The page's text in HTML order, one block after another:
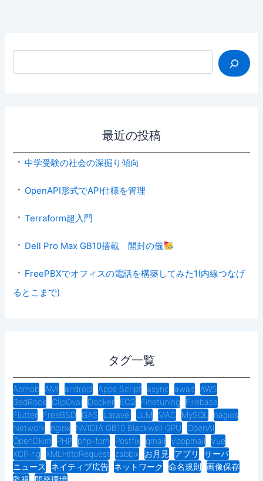
検索
最近の投稿
中学受験の社会の深掘り傾向
OpenAPI形式でAPI仕様を管理
Terraform超入門
Dell Pro Max GB10搭載 開封の儀
FreePBXでオフィスの電話を構築してみた1(内線つなげ
るとこまで)
タグ一覧
Admob AMI android Apps Script async await
AWS
BedRock
ClipOval Docker EC2 Finetuning
Firebase
Flutter
FreeBSD GAS Laravel LLM MAC MySQL
nagios
Network
nginx NVIDIA GB10 Blackwell GPU
OpenAI
OpenDkim
PHP php-fpm Postfix qmail Vpopmail
Vue
XCP-ng
XMLHttpRequest zabbix お月見 アプリ
サーバ
ニュース
ネイティブ広告 ネットワーク 命名規則
画像保存